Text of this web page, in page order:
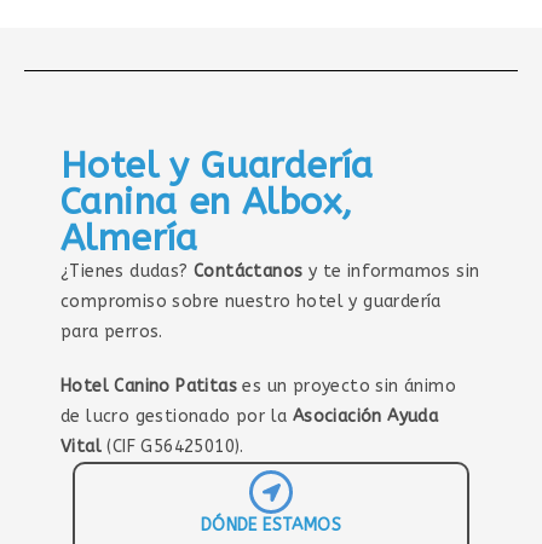
Hotel y Guardería
Canina en Albox,
Almería
¿Tienes dudas? Contáctanos y te informamos sin
compromiso sobre nuestro hotel y guardería
para perros.
Hotel Canino Patitas es un proyecto sin ánimo
de lucro gestionado por la Asociación Ayuda
Vital (CIF G56425010).
DÓNDE ESTAMOS